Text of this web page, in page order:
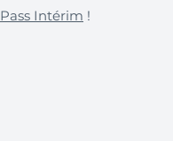
Pass Intérim !